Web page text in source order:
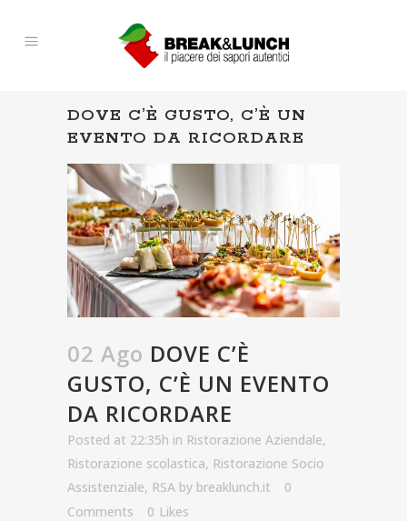
DOVE C’È GUSTO, C’È UN
EVENTO DA RICORDARE
02 Ago DOVE C’È
GUSTO, C’È UN EVENTO
DA RICORDARE
Posted at 22:35h in Ristorazione Aziendale,
Ristorazione scolastica, Ristorazione Socio
Assistenziale, RSA by breaklunch.it
0
Comments
0 Likes